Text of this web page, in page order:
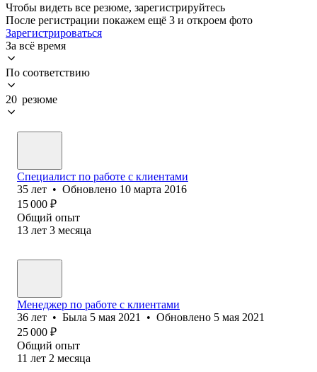
Чтобы видеть все резюме, зарегистрируйтесь
После регистрации покажем ещё 3 и откроем фото
Зарегистрироваться
За всё время
По соответствию
20 резюме
Специалист по работе с клиентами
35 лет • Обновлено 10 марта 2016
15 000 ₽
Общий опыт
13 лет 3 месяца
Менеджер по работе с клиентами
36 лет • Была 5 мая 2021 • Обновлено 5 мая 2021
25 000 ₽
Общий опыт
11 лет 2 месяца